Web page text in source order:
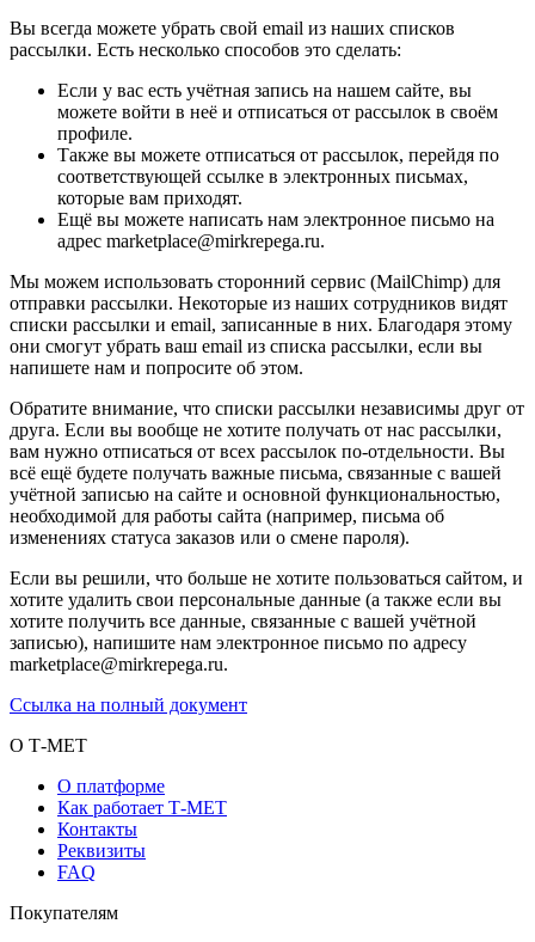
Вы всегда можете убрать свой email из наших списков
рассылки. Есть несколько способов это сделать:
Если у вас есть учётная запись на нашем сайте, вы
можете войти в неё и отписаться от рассылок в своём
профиле.
Также вы можете отписаться от рассылок, перейдя по
соответствующей ссылке в электронных письмах,
которые вам приходят.
Ещё вы можете написать нам электронное письмо на
адрес marketplace@mirkrepega.ru.
Мы можем использовать сторонний сервис (MailChimp) для
отправки рассылки. Некоторые из наших сотрудников видят
списки рассылки и email, записанные в них. Благодаря этому
они смогут убрать ваш email из списка рассылки, если вы
напишете нам и попросите об этом.
Обратите внимание, что списки рассылки независимы друг от
друга. Если вы вообще не хотите получать от нас рассылки,
вам нужно отписаться от всех рассылок по-отдельности. Вы
всё ещё будете получать важные письма, связанные с вашей
учётной записью на сайте и основной функциональностью,
необходимой для работы сайта (например, письма об
изменениях статуса заказов или о смене пароля).
Если вы решили, что больше не хотите пользоваться сайтом, и
хотите удалить свои персональные данные (а также если вы
хотите получить все данные, связанные с вашей учётной
записью), напишите нам электронное письмо по адресу
marketplace@mirkrepega.ru.
Ссылка на полный документ
О Т-МЕТ
О платформе
Как работает Т-МЕТ
Контакты
Реквизиты
FAQ
Покупателям